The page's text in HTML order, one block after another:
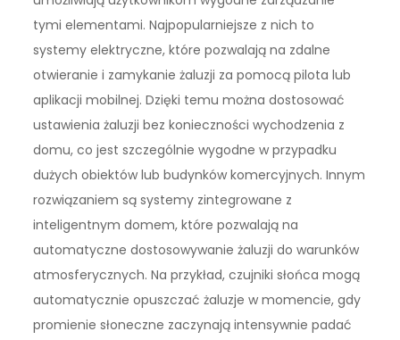
tymi elementami. Najpopularniejsze z nich to
systemy elektryczne, które pozwalają na zdalne
otwieranie i zamykanie żaluzji za pomocą pilota lub
aplikacji mobilnej. Dzięki temu można dostosować
ustawienia żaluzji bez konieczności wychodzenia z
domu, co jest szczególnie wygodne w przypadku
dużych obiektów lub budynków komercyjnych. Innym
rozwiązaniem są systemy zintegrowane z
inteligentnym domem, które pozwalają na
automatyczne dostosowywanie żaluzji do warunków
atmosferycznych. Na przykład, czujniki słońca mogą
automatycznie opuszczać żaluzje w momencie, gdy
promienie słoneczne zaczynają intensywnie padać